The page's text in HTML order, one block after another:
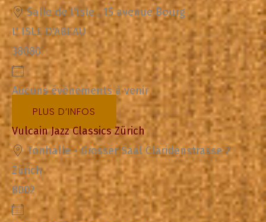
Salle de l'Isle , 15 avenue Bourg
L' ISLE D'ABEAU
38080
Aucuns évènements à venir
PLUS D’INFOS
Vulcain Jazz Classics Zürich
Tonhalle - Grosser Saal Claridenstrasse 7
Zürich
8002